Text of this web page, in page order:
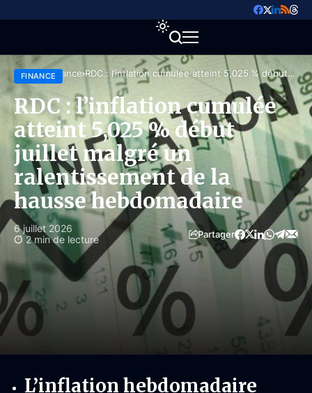
Accueil Finance RDC : l’inflation cumulée atteint 5,025 % début
juillet malgré un ralentissement de la hausse
hebdomadaire
FINANCE
RDC : l’inflation cumulée
atteint 5,025 % début
juillet malgré un
ralentissement de la
hausse hebdomadaire
6 juillet 2026
2 min de lecture
Partager
L’inflation hebdomadaire